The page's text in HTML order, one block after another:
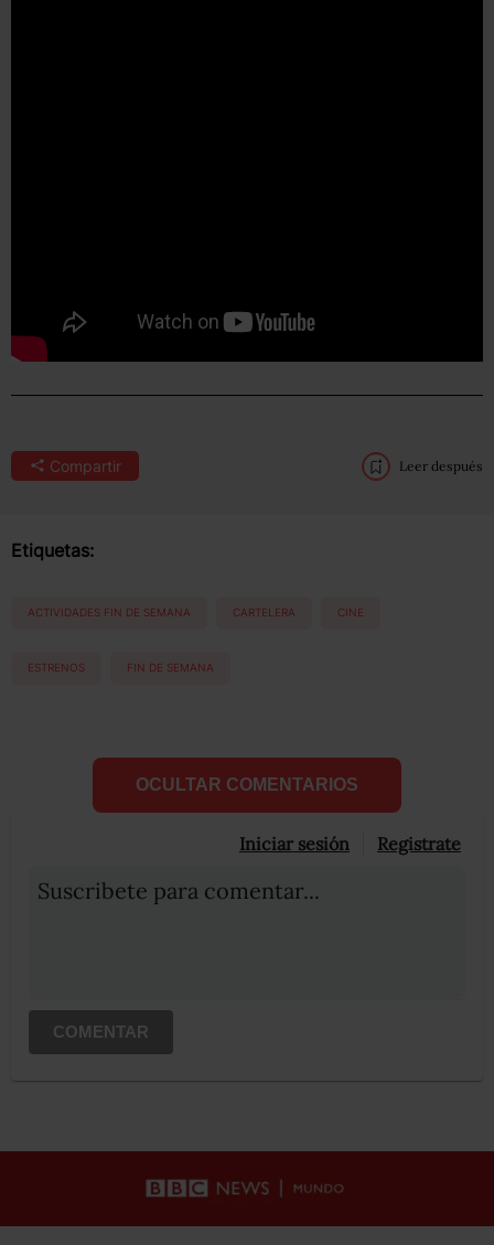
Compartir Leer después
Etiquetas:
ACTIVIDADES FIN DE SEMANA CARTELERA CINE
ESTRENOS FIN DE SEMANA
OCULTAR COMENTARIOS
Iniciar sesión Registrate
Suscribete para comentar...
COMENTAR